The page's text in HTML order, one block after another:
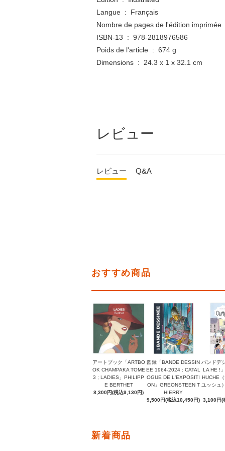
Langue ‏ : ‎ Français
ISBN-13 ‏ : ‎ 978-2818976586
Poids de l'article ‏ : ‎ 674 g
Dimensions ‏ : ‎ 24.3 x 1 x 32.1 cm
レビュー
レビュー Q&A
おすすめ商品
アートブック「ARTBO
OK CHAMPAKA TOME
3 ; LADIES」PHILIPP
E BERTHET
8,300円(税込9,130円)
図録「BANDE DESSIN
EE 1964-2024 : CATAL
OGUE DE L'EXPOSITI
ON」GREONSTEEN T
HIERRY
9,500円(税込10,450円)
バンドデ
LA HE !
HUCHE
ユッシュ
3,100円(
新着商品